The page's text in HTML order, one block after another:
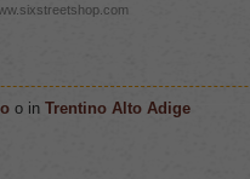
o in Trentino Alto Adige